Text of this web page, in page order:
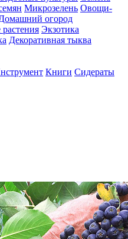
Микрозелень Овощи-
огород
Экзотика
Декоративная тыква
Книги Сидераты